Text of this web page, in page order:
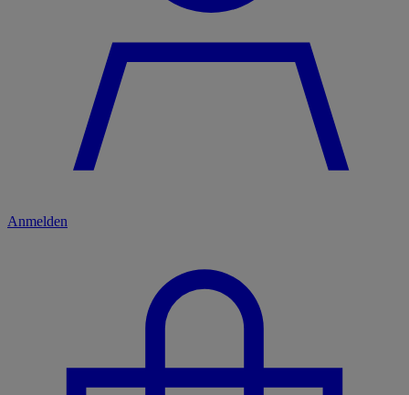
Anmelden